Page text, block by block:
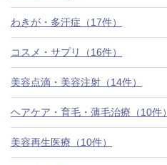
わきが・多汗症（17件）
コスメ・サプリ（16件）
美容点滴・美容注射（14件）
ヘアケア・育毛・薄毛治療（10件）
美容再生医療（10件）